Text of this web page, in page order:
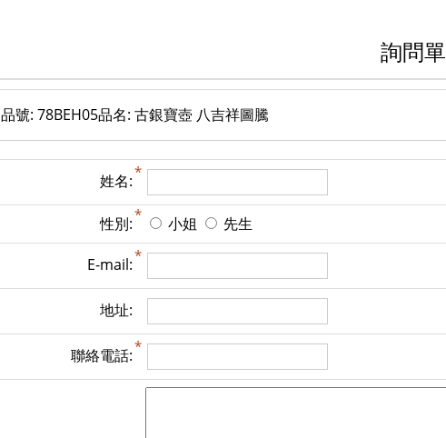
詢問單
品號: 78BEH05品名: 古銀寶壺 八吉祥圖騰
姓名:
性別: 小姐 先生
E-mail:
地址:
聯絡電話: